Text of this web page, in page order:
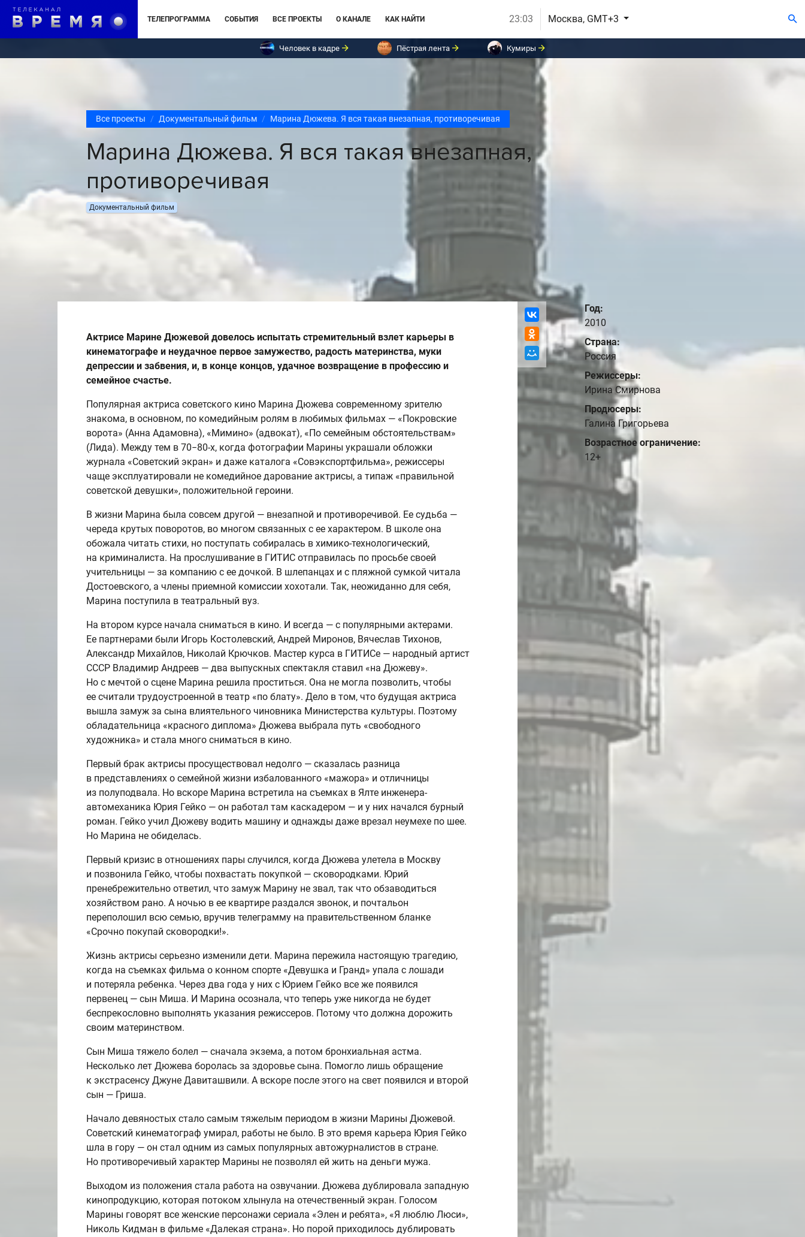
ТЕЛЕПРОГРАММА СОБЫТИЯ ВСЕ ПРОЕКТЫ О КАНАЛЕ КАК НАЙТИ 23:03 Москва, GMT+3
Человек в кадре Пёстрая лента Кумиры
Все проекты Документальный фильм Марина Дюжева. Я вся такая внезапная, противоречивая
Марина Дюжева. Я вся такая внезапная,
противоречивая
Документальный фильм
Актрисе Марине Дюжевой довелось испытать стремительный взлет карьеры в
кинематографе и неудачное первое замужество, радость материнства, муки
депрессии и забвения, и, в конце концов, удачное возвращение в профессию и
семейное счастье.
Популярная актриса советского кино Марина Дюжева современному зрителю
знакома, в основном, по комедийным ролям в любимых фильмах — «Покровские
ворота» (Анна Адамовна), «Мимино» (адвокат), «По семейным обстоятельствам»
(Лида). Между тем в 70−80-х, когда фотографии Марины украшали обложки
журнала «Советский экран» и даже каталога «Совэкспортфильма», режиссеры
чаще эксплуатировали не комедийное дарование актрисы, а типаж «правильной
советской девушки», положительной героини.
В жизни Марина была совсем другой — внезапной и противоречивой. Ее судьба —
череда крутых поворотов, во многом связанных с ее характером. В школе она
обожала читать стихи, но поступать собиралась в химико-технологический,
на криминалиста. На прослушивание в ГИТИС отправилась по просьбе своей
учительницы — за компанию с ее дочкой. В шлепанцах и с пляжной сумкой читала
Достоевского, а члены приемной комиссии хохотали. Так, неожиданно для себя,
Марина поступила в театральный вуз.
На втором курсе начала сниматься в кино. И всегда — с популярными актерами.
Ее партнерами были Игорь Костолевский, Андрей Миронов, Вячеслав Тихонов,
Александр Михайлов, Николай Крючков. Мастер курса в ГИТИСе — народный артист
СССР Владимир Андреев — два выпускных спектакля ставил «на Дюжеву».
Но с мечтой о сцене Марина решила проститься. Она не могла позволить, чтобы
ее считали трудоустроенной в театр «по блату». Дело в том, что будущая актриса
вышла замуж за сына влиятельного чиновника Министерства культуры. Поэтому
обладательница «красного диплома» Дюжева выбрала путь «свободного
художника» и стала много сниматься в кино.
Первый брак актрисы просуществовал недолго — сказалась разница
в представлениях о семейной жизни избалованного «мажора» и отличницы
из полуподвала. Но вскоре Марина встретила на съемках в Ялте инженера-
автомеханика Юрия Гейко — он работал там каскадером — и у них начался бурный
роман. Гейко учил Дюжеву водить машину и однажды даже врезал неумехе по шее.
Но Марина не обиделась.
Первый кризис в отношениях пары случился, когда Дюжева улетела в Москву
и позвонила Гейко, чтобы похвастать покупкой — сковородками. Юрий
пренебрежительно ответил, что замуж Марину не звал, так что обзаводиться
хозяйством рано. А ночью в ее квартире раздался звонок, и почтальон
переполошил всю семью, вручив телеграмму на правительственном бланке
«Срочно покупай сковородки!».
Жизнь актрисы серьезно изменили дети. Марина пережила настоящую трагедию,
когда на съемках фильма о конном спорте «Девушка и Гранд» упала с лошади
и потеряла ребенка. Через два года у них с Юрием Гейко все же появился
первенец — сын Миша. И Марина осознала, что теперь уже никогда не будет
беспрекословно выполнять указания режиссеров. Потому что должна дорожить
своим материнством.
Сын Миша тяжело болел — сначала экзема, а потом бронхиальная астма.
Несколько лет Дюжева боролась за здоровье сына. Помогло лишь обращение
к экстрасенсу Джуне Давиташвили. А вскоре после этого на свет появился и второй
сын — Гриша.
Начало девяностых стало самым тяжелым периодом в жизни Марины Дюжевой.
Советский кинематограф умирал, работы не было. В это время карьера Юрия Гейко
шла в гору — он стал одним из самых популярных автожурналистов в стране.
Но противоречивый характер Марины не позволял ей жить на деньги мужа.
Выходом из положения стала работа на озвучании. Дюжева дублировала западную
кинопродукцию, которая потоком хлынула на отечественный экран. Голосом
Марины говорят все женские персонажи сериала «Элен и ребята», «Я люблю Люси»,
Николь Кидман в фильме «Далекая страна». Но порой приходилось дублировать
Год:
2010
Страна:
Россия
Режиссеры:
Ирина Смирнова
Продюсеры:
Галина Григорьева
Возрастное ограничение:
12+